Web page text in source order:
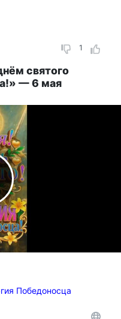
1
святого
— 6 мая
Победоносца